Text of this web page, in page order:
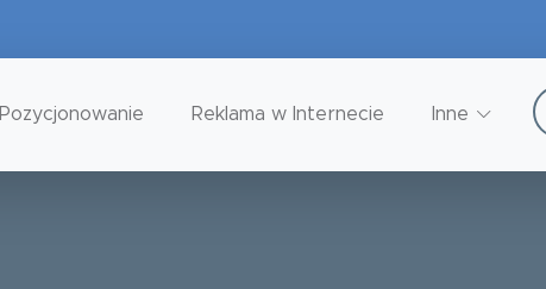
Pozycjonowanie Reklama w Internecie Inne